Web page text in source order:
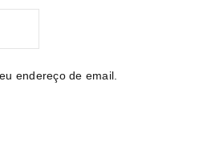
endereço de email.